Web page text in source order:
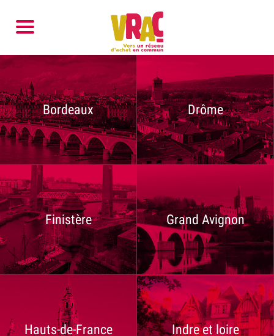
Bordeaux Drôme
Finistère Grand Avignon
Hauts-de-France Indre et loire